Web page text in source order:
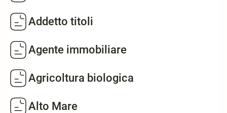
Addetto titoli
Agente immobiliare
Agricoltura biologica
Alto Mare